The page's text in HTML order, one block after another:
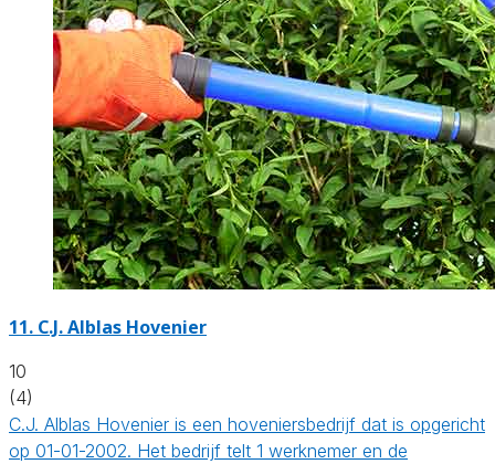
11. C.J. Alblas Hovenier
10
(4)
C.J. Alblas Hovenier is een hoveniersbedrijf dat is opgericht
op 01-01-2002. Het bedrijf telt 1 werknemer en de